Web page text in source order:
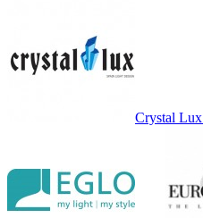
Crystal Lux